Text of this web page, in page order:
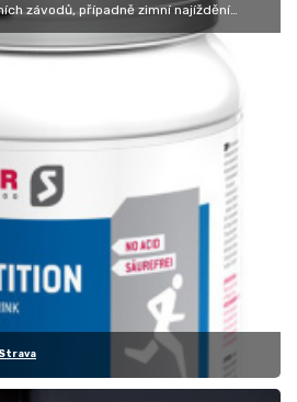
závodů, případně zimní najíždění
Strava